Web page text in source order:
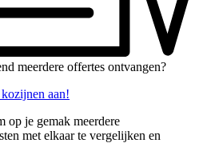
meerdere offertes ontvangen?
aan!
op je gemak meerdere
met elkaar te vergelijken en